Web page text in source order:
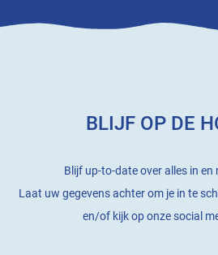
BLIJF OP DE
Blijf up-to-date over alles in en
Laat uw gegevens achter om je in te
en/of kijk op onze social